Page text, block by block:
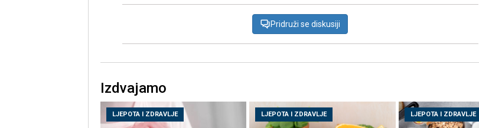
Pridruži se diskusiji
Izdvajamo
LJEPOTA I ZDRAVLJE LJEPOTA I ZDRAVLJE LJEPOTA I ZDRAVLJE